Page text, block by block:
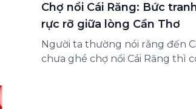
Chợ nổi Cái Răng: Bức
rực rỡ giữa lòng Cần Thơ
Người ta thường nói rằng đến
chưa ghé chợ nổi Cái Răng thì